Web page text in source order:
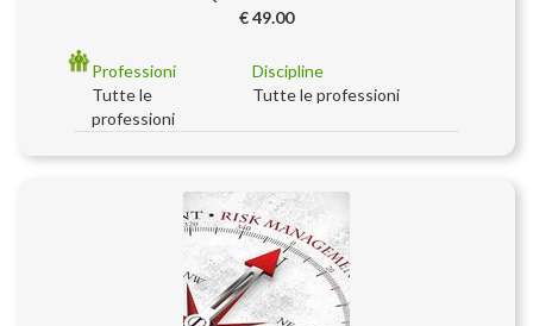
€ 49.00
Professioni
Discipline
Tutte le
professioni
Tutte le professioni